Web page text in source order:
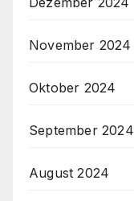
November 2024
Oktober 2024
September 2024
August 2024